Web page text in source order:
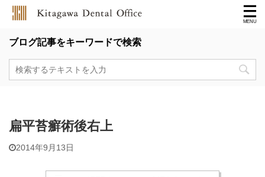
ブログ記事をキーワードで検索
扁平苔癬術後右上
2014年9月13日